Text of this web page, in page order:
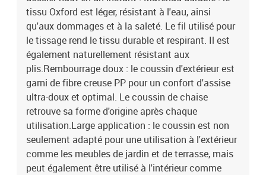
tissu Oxford est léger, résistant à l'eau, ainsi
qu'aux dommages et à la saleté. Le fil utilisé pour
le tissage rend le tissu durable et respirant. Il est
également naturellement résistant aux
plis.Rembourrage doux : le coussin d'extérieur est
garni de fibre creuse PP pour un confort d'assise
ultra-doux et optimal. Le coussin de chaise
retrouve sa forme d'origine après chaque
utilisation.Large application : le coussin est non
seulement adapté pour une utilisation à l'extérieur
comme les meubles de jardin et de terrasse, mais
peut également être utilisé à l'intérieur comme